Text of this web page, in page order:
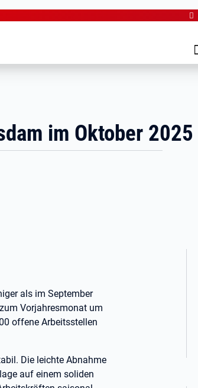
im Oktober 2025
als im September
Vorjahresmonat um
offene Arbeitsstellen
Die leichte Abnahme
auf einem soliden